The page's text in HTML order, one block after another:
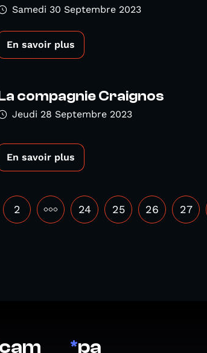
Samedi 30 Septembre 2023
En savoir plus
compagnie Craignos
Jeudi 28 Septembre 2023
En savoir plus
2 ••• 24 25 26 27
cam *pa